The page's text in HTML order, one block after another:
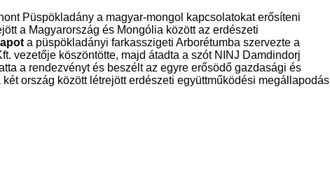
Püspökladány a magyar-mongol kapcsolatokat erősíteni
a Magyarország és Mongólia között az erdészeti
a püspökladányi farkasszigeti Arborétumba szervezte a
vezetője köszöntötte, majd átadta a szót NINJ Damdindorj
a rendezvényt és beszélt az egyre erősödő gazdasági és
ország között létrejött erdészeti együttműködési megállapodás